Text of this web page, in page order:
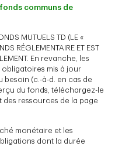
communs de
MUTUELS TD (LE «
RÉGLEMENTAIRE ET EST
En revanche, les
mis à jour
besoin (c.-à-d. en cas de
du fonds, téléchargez-le
ressources de la page
monétaire et les
dont la durée